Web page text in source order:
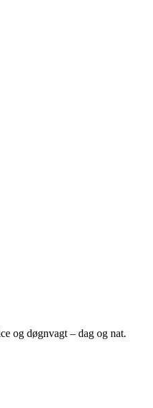
og døgnvagt – dag og nat.